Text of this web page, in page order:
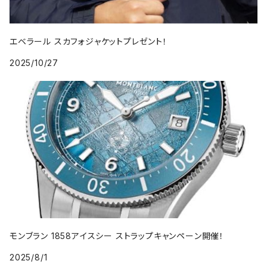
エベラール スカフォジャケットプレゼント！
2025/10/27
モンブラン 1858アイスシー ストラップキャンペーン開催！
2025/8/1